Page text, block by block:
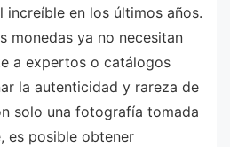
increíble en los últimos años.
monedas ya no necesitan
a expertos o catálogos
la autenticidad y rareza de
solo una fotografía tomada
es posible obtener